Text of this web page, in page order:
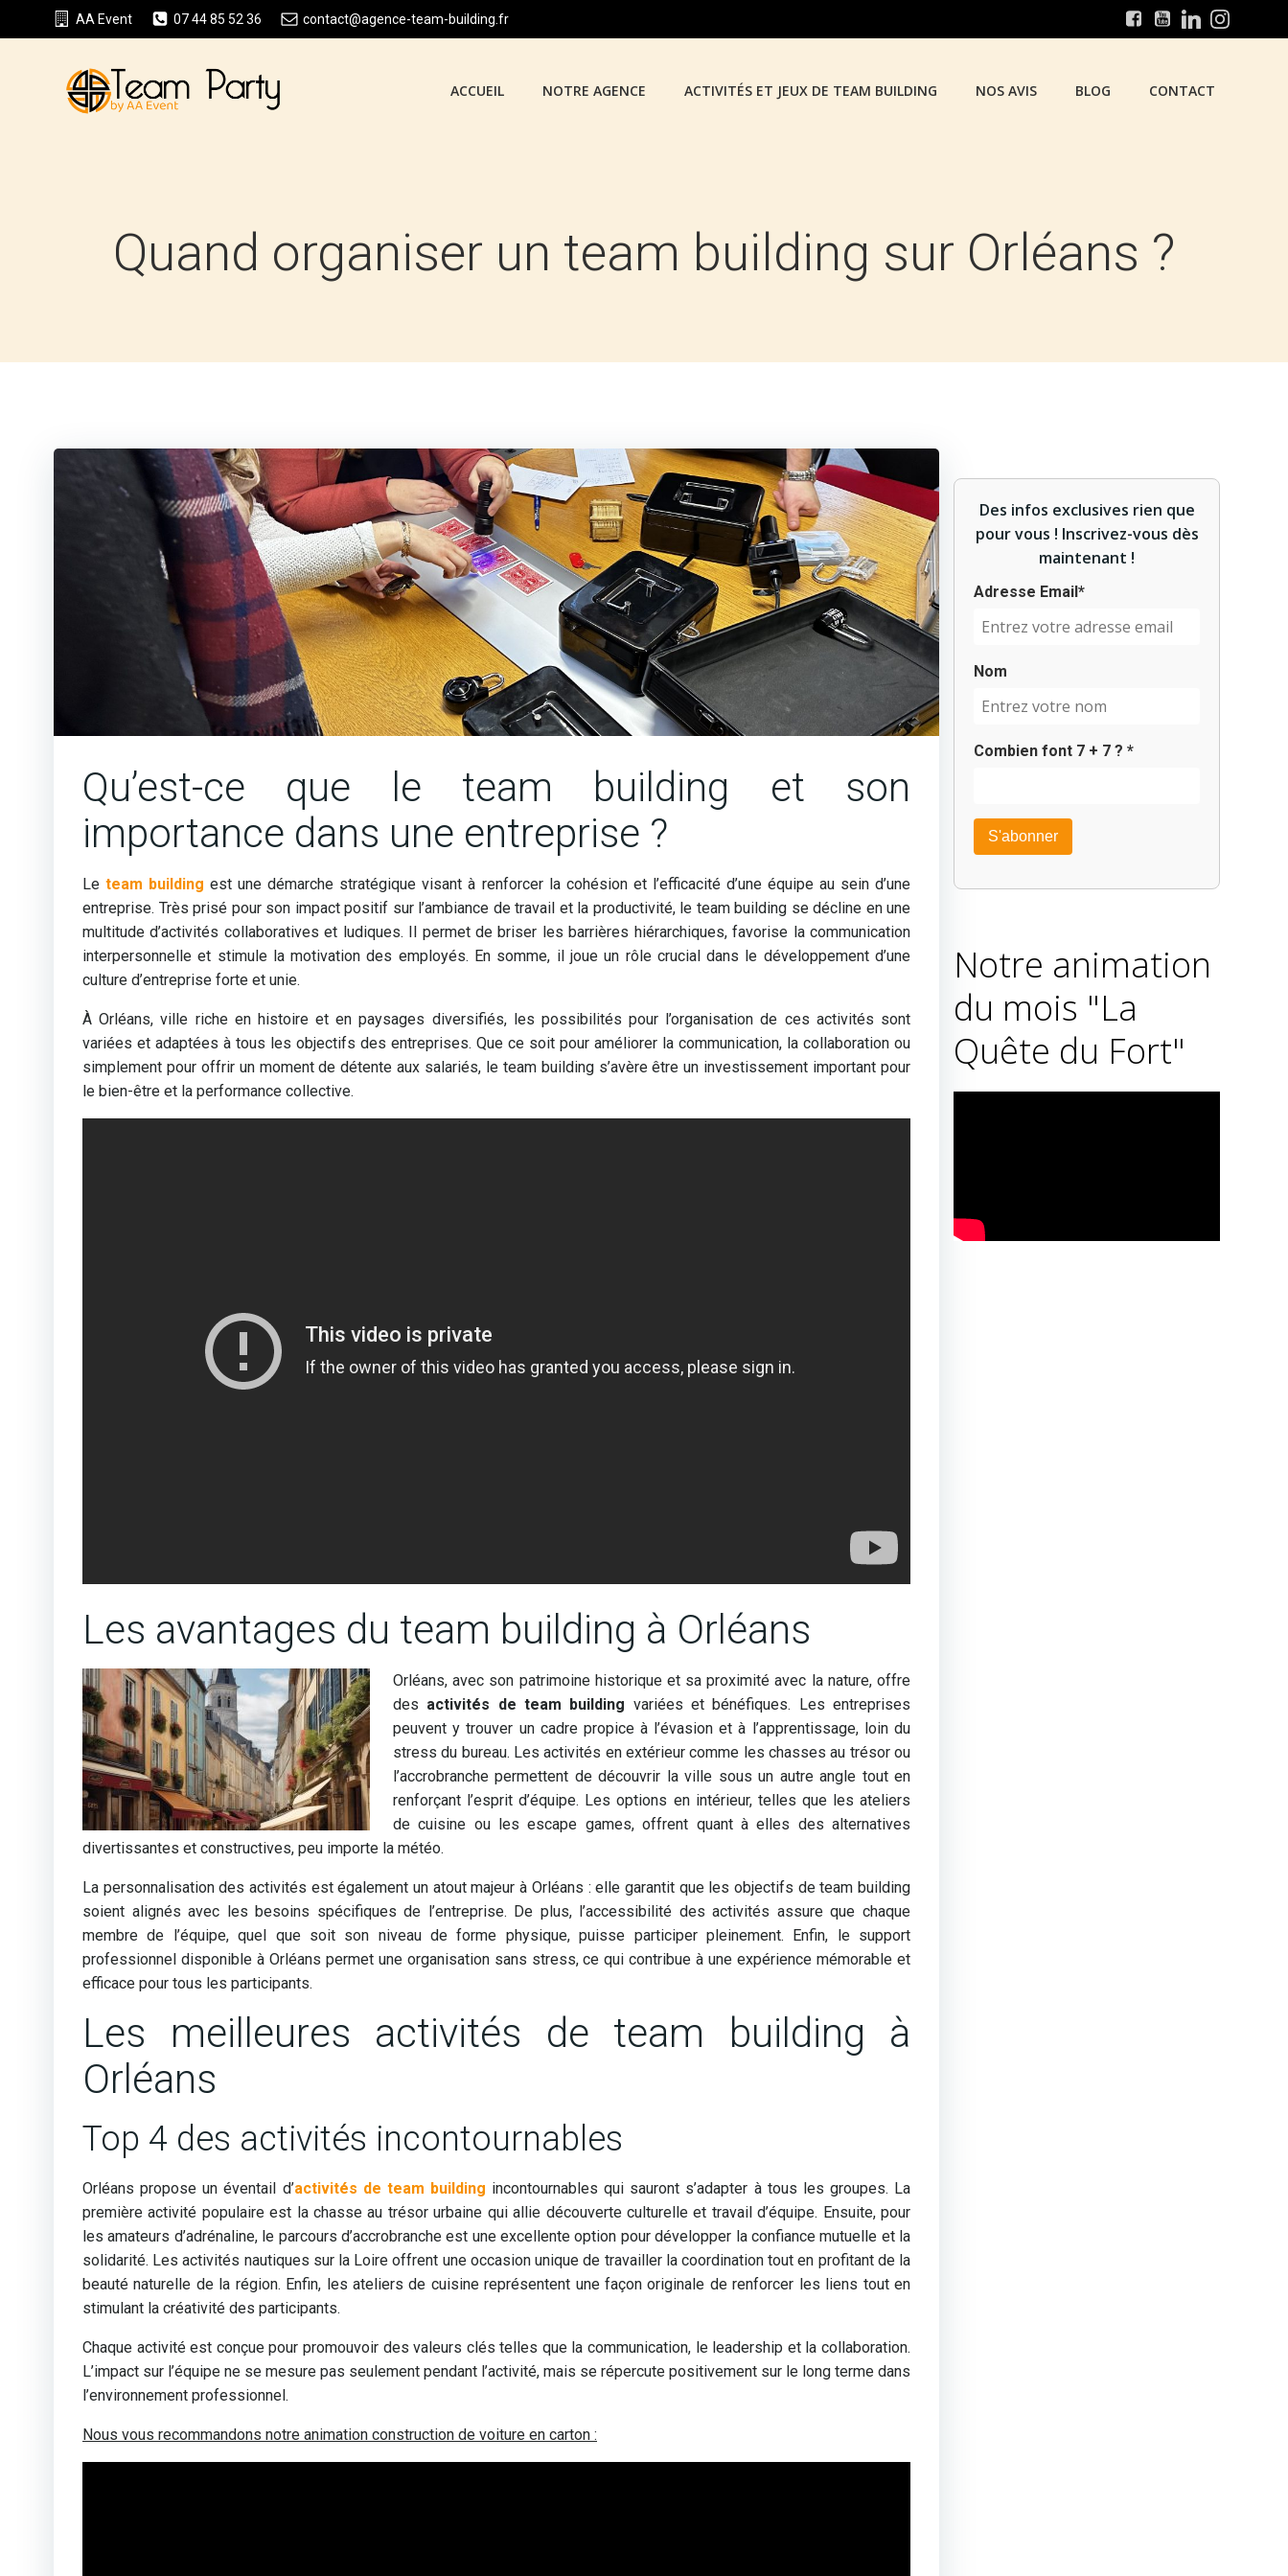
AA Event 07 44 85 52 36 contact@agence-team-building.fr
ACCUEIL NOTRE AGENCE ACTIVITÉS ET JEUX DE TEAM BUILDING NOS AVIS BLOG CONTACT
Quand organiser un team building sur Orléans ?
Qu’est-ce que le team building et son
importance dans une entreprise ?
Leteam building est une démarche stratégique visant à renforcer la cohésion et l’efficacité d’une équipe au sein d’une
entreprise. Très prisé pour son impact positif sur l’ambiance de travail et la productivité, le team building se décline en une
multitude d’activités collaboratives et ludiques. Il permet de briser les barrières hiérarchiques, favorise la communication
interpersonnelle et stimule la motivation des employés. En somme, il joue un rôle crucial dans le développement d’une
culture d’entreprise forte et unie.
À Orléans, ville riche en histoire et en paysages diversifiés, les possibilités pour l’organisation de ces activités sont
variées et adaptées à tous les objectifs des entreprises. Que ce soit pour améliorer la communication, la collaboration ou
simplement pour offrir un moment de détente aux salariés, le team building s’avère être un investissement important pour
le bien-être et la performance collective.
Les avantages du team building à Orléans
Orléans, avec son patrimoine historique et sa proximité avec la nature, offre
des activités de team building variées et bénéfiques. Les entreprises
peuvent y trouver un cadre propice à l’évasion et à l’apprentissage, loin du
stress du bureau. Les activités en extérieur comme les chasses au trésor ou
l’accrobranche permettent de découvrir la ville sous un autre angle tout en
renforçant l’esprit d’équipe. Les options en intérieur, telles que les ateliers
de cuisine ou les escape games, offrent quant à elles des alternatives
divertissantes et constructives, peu importe la météo.
La personnalisation des activités est également un atout majeur à Orléans : elle garantit que les objectifs de team building
soient alignés avec les besoins spécifiques de l’entreprise. De plus, l’accessibilité des activités assure que chaque
membre de l’équipe, quel que soit son niveau de forme physique, puisse participer pleinement. Enfin, le support
professionnel disponible à Orléans permet une organisation sans stress, ce qui contribue à une expérience mémorable et
efficace pour tous les participants.
Les meilleures activités de team building à
Orléans
Top 4 des activités incontournables
Orléans propose un éventail d’activités de team building incontournables qui sauront s’adapter à tous les groupes. La
première activité populaire est la chasse au trésor urbaine qui allie découverte culturelle et travail d’équipe. Ensuite, pour
les amateurs d’adrénaline, le parcours d’accrobranche est une excellente option pour développer la confiance mutuelle et la
solidarité. Les activités nautiques sur la Loire offrent une occasion unique de travailler la coordination tout en profitant de la
beauté naturelle de la région. Enfin, les ateliers de cuisine représentent une façon originale de renforcer les liens tout en
stimulant la créativité des participants.
Chaque activité est conçue pour promouvoir des valeurs clés telles que la communication, le leadership et la collaboration.
L’impact sur l’équipe ne se mesure pas seulement pendant l’activité, mais se répercute positivement sur le long terme dans
l’environnement professionnel.
Nous vous recommandons notre animation construction de voiture en carton :
Des infos exclusives rien que
pour vous ! Inscrivez-vous dès
maintenant !
Adresse Email*
Nom
Combien font 7 + 7 ? *
Notre animation
du mois "La
Quête du Fort"